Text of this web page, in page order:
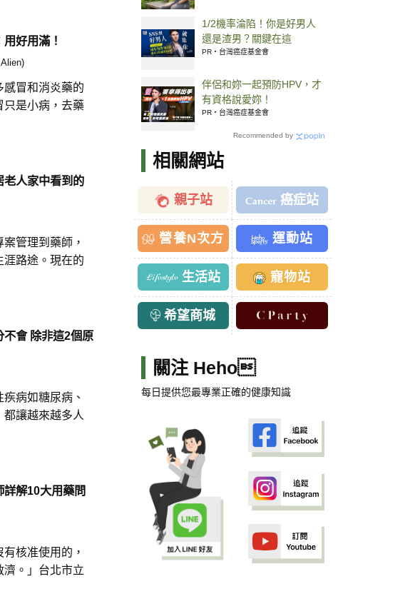
好用滿！
感冒和消炎藥的
只是小病，去藥
老人家中看到的
管理到藥師，
涯路途。現在的
會 除非這2個原
病如糖尿病、
都讓越來越多人
詳解10大用藥問
核准使用的，
濟。」台北市立
1/2機率淪陷！你是好男人
還是渣男？關鍵在這
PR・台灣癌症基金會
伴侶和妳一起預防HPV，才
有資格說愛妳！
PR・台灣癌症基金會
Recommended by
相關網站
親子站 癌症站
營養N次方 運動站
生活站 寵物站
希望商城
關注 Heho
每日提供您最專業正確的健康知識